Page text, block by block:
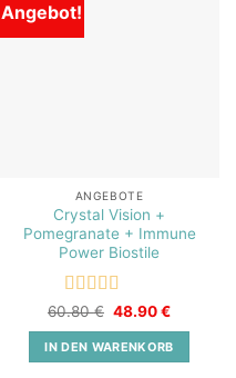
Angebot!
ANGEBOTE
Crystal Vision +
Pomegranate + Immune
Power Biostile
Bewertet
mit5von 5
60.80€ Ursprünglicher
war:
60.80 €
48.90€Aktueller
ist:
48.90 €.
IN DEN WARENKORB